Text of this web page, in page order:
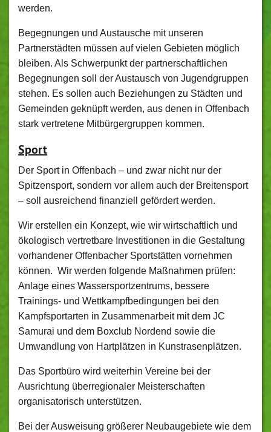
werden.
Begegnungen und Austausche mit unseren
Partnerstädten müssen auf vielen Gebieten möglich
bleiben. Als Schwerpunkt der partnerschaftlichen
Begegnungen soll der Austausch von Jugendgruppen
stehen. Es sollen auch Beziehungen zu Städten und
Gemeinden geknüpft werden, aus denen in Offenbach
stark vertretene Mitbürgergruppen kommen.
Sport
Der Sport in Offenbach – und zwar nicht nur der
Spitzensport, sondern vor allem auch der Breitensport
– soll ausreichend finanziell gefördert werden.
Wir erstellen ein Konzept, wie wir wirtschaftlich und
ökologisch vertretbare Investitionen in die Gestaltung
vorhandener Offenbacher Sportstätten vornehmen
können. Wir werden folgende Maßnahmen prüfen:
Anlage eines Wassersportzentrums, bessere
Trainings- und Wettkampfbedingungen bei den
Kampfsportarten in Zusammenarbeit mit dem JC
Samurai und dem Boxclub Nordend sowie die
Umwandlung von Hartplätzen in Kunstrasenplätzen.
Das Sportbüro wird weiterhin Vereine bei der
Ausrichtung überregionaler Meisterschaften
organisatorisch unterstützen.
Bei der Ausweisung größerer Neubaugebiete wie dem